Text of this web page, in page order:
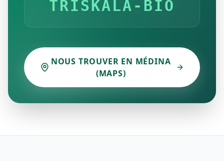
TRISKALA-BIO
NOUS TROUVER EN MÉDINA
(MAPS)